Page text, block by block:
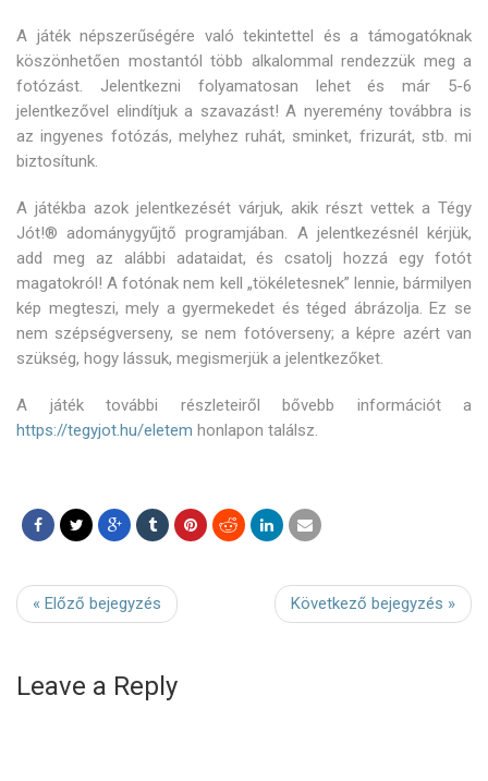
A játék népszerűségére való tekintettel és a támogatóknak
köszönhetően mostantól több alkalommal rendezzük meg a
fotózást. Jelentkezni folyamatosan lehet és már 5-6
jelentkezővel elindítjuk a szavazást! A nyeremény továbbra is
az ingyenes fotózás, melyhez ruhát, sminket, frizurát, stb. mi
biztosítunk.
A játékba azok jelentkezését várjuk, akik részt vettek a Tégy
Jót!® adománygyűjtő programjában. A jelentkezésnél kérjük,
add meg az alábbi adataidat, és csatolj hozzá egy fotót
magatokról! A fotónak nem kell „tökéletesnek” lennie, bármilyen
kép megteszi, mely a gyermekedet és téged ábrázolja. Ez se
nem szépségverseny, se nem fotóverseny; a képre azért van
szükség, hogy lássuk, megismerjük a jelentkezőket.
A játék további részleteiről bővebb információt a
https://tegyjot.hu/eletem honlapon találsz.
« Előző bejegyzés Következő bejegyzés »
Leave a Reply